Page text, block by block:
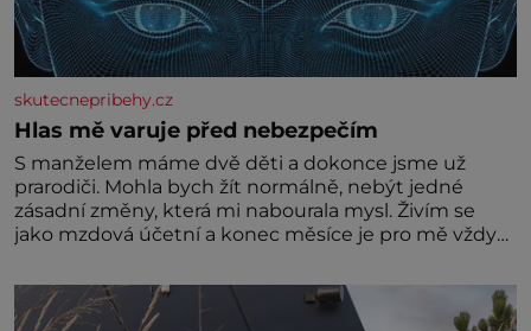
skutecnepribehy.cz
Hlas mě varuje před nebezpečím
S manželem máme dvě děti a dokonce jsme už
prarodiči. Mohla bych žít normálně, nebýt jedné
zásadní změny, která mi nabourala mysl. Živím se
jako mzdová účetní a konec měsíce je pro mě vždy
máme vnoučata, mi dcera čím dál častěji volá o
pomoc, co se hlídání týče. Dalo by se